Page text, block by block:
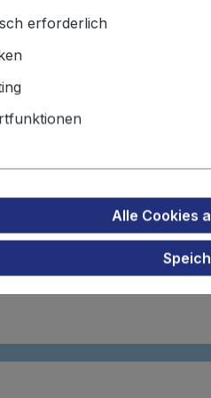
für
erforderlich
Alle Cookies